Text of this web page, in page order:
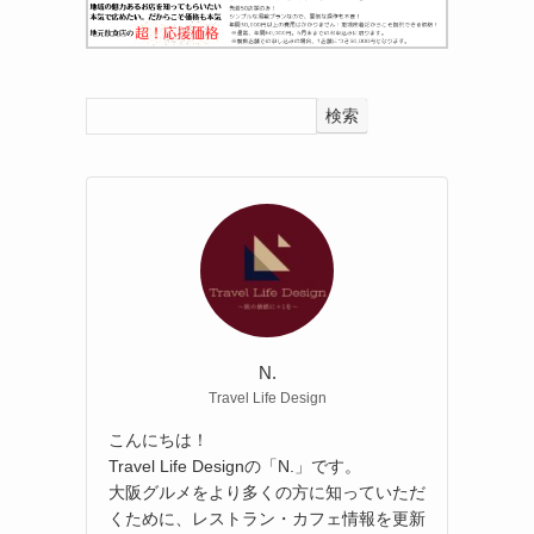
検索
N.
Travel Life Design
こんにちは！
Travel Life Designの「N.」です。
大阪グルメをより多くの方に知っていただ
くために、レストラン・カフェ情報を更新